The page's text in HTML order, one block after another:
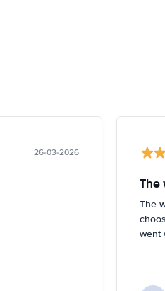
26-03-2026
The
The
went